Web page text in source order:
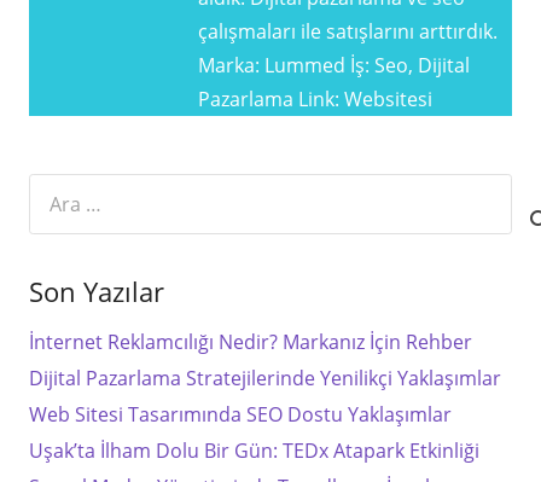
çalışmaları ile satışlarını arttırdık.
Marka: Lummed İş: Seo, Dijital
Pazarlama Link: Websitesi
Son Yazılar
İnternet Reklamcılığı Nedir? Markanız İçin Rehber
Dijital Pazarlama Stratejilerinde Yenilikçi Yaklaşımlar
Web Sitesi Tasarımında SEO Dostu Yaklaşımlar
Uşak’ta İlham Dolu Bir Gün: TEDx Atapark Etkinliği